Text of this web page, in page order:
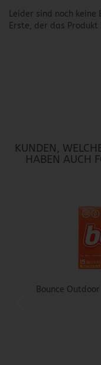
Leider sind noch keine
Erste, der das
KUNDEN,
HABEN AUCH
Bounce